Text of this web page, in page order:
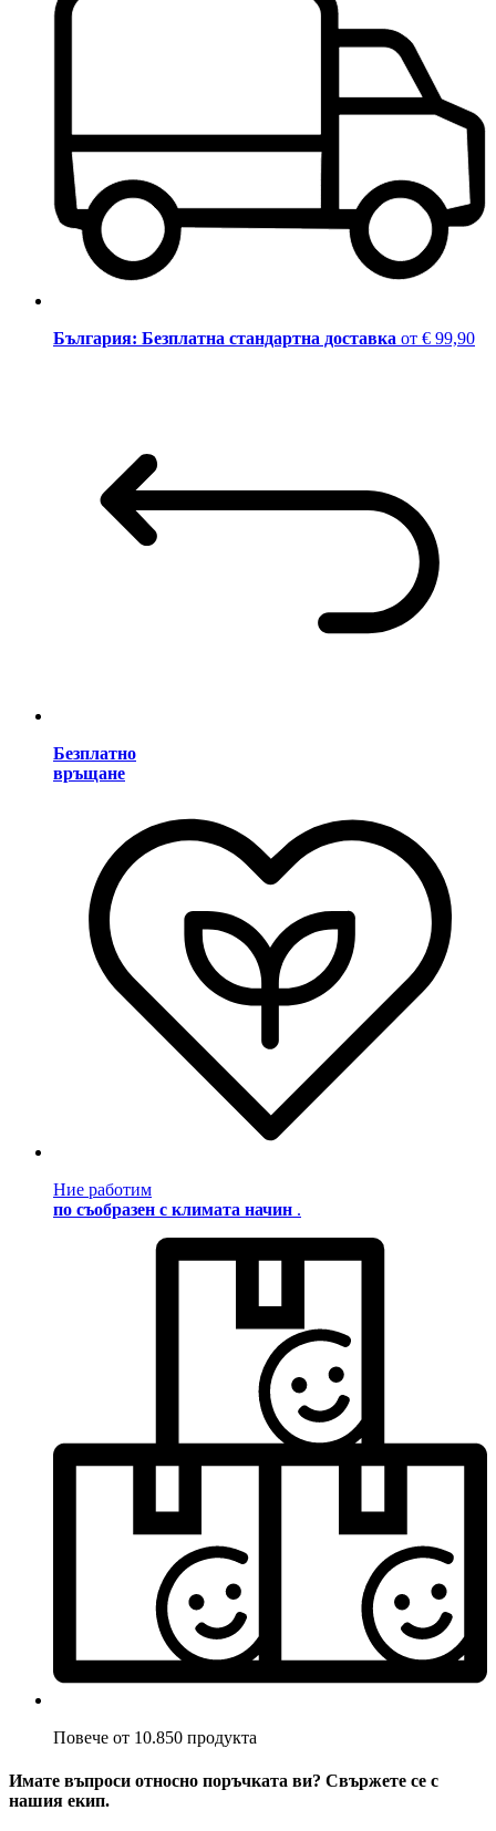
България: Безплатна стандартна доставка от € 99,90
Безплатно
връщане
Ние работим
по съобразен с климата начин .
Повече от 10.850 продукта
Имате въпроси относно поръчката ви? Свържете се с
нашия екип.